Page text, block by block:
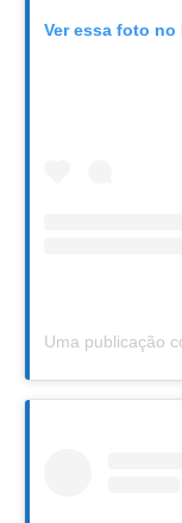
Ver essa foto no